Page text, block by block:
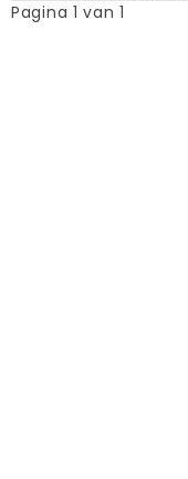
Pagina 1 van 1